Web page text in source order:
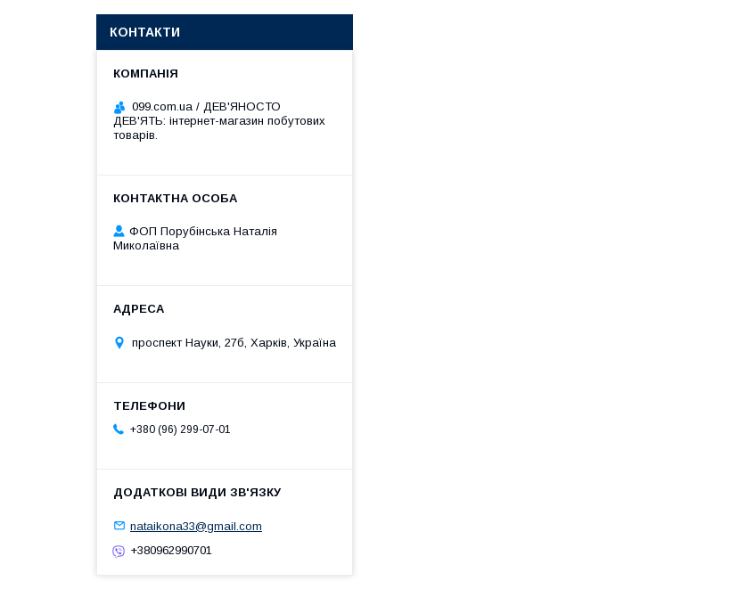
КОНТАКТИ
099.com.ua / ДЕВ'ЯНОСТО
ДЕВ'ЯТЬ: інтернет-магазин побутових
товарів.
ФОП Порубінська Наталія
Миколаївна
проспект Науки, 27б, Харків, Україна
+380 (96) 299-07-01
nataikona33@gmail.com
+380962990701